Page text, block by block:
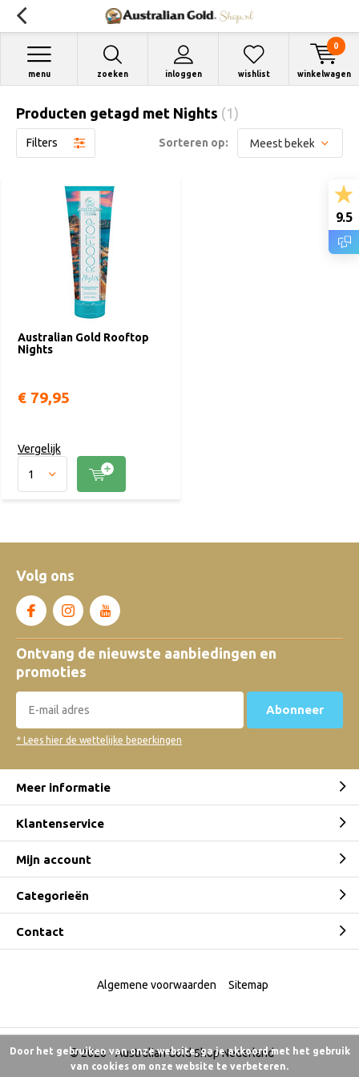
zoeken inloggen
menu wishlist winkelwagen
0
Producten getagd met Nights (1)
Filters Sorteren op:
Australian Gold Rooftop
Nights
€ 79,95
Vergelijk
Volg ons
Ontvang de nieuwste aanbiedingen en
promoties
Abonneer
* Lees hier de wettelijke beperkingen
Meer informatie
Klantenservice
Mijn account
Categorieën
Contact
© 2026 -Australian Gold Shop Nederland
Algemene voorwaarden Sitemap
9.5
Door het gebruiken van onze website, ga je akkoord met het gebruik
van cookies om onze website te verbeteren.